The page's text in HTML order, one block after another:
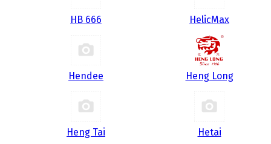
HB 666 HelicMax
Hendee Heng Long
Heng Tai Hetai